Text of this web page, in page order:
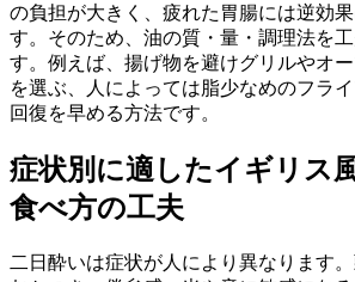
の負担が大きく、疲れた胃腸には逆効
す。そのため、油の質・量・調理法を
す。例えば、揚げ物を避けグリルやオ
を選ぶ、人によっては脂少なめのフラ
回復を早める方法です。
症状別に適したイギリス
食べ方の工夫
二日酔いは症状が人により異なります